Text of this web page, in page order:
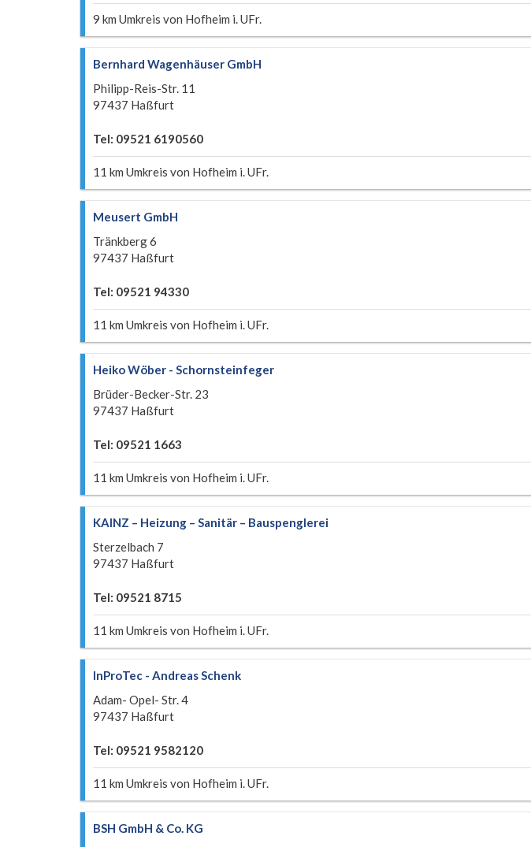
9 km Umkreis von Hofheim i. UFr.
Bernhard Wagenhäuser GmbH
Philipp-Reis-Str. 11
97437 Haßfurt
Tel: 09521 6190560
11 km Umkreis von Hofheim i. UFr.
Meusert GmbH
Tränkberg 6
97437 Haßfurt
Tel: 09521 94330
11 km Umkreis von Hofheim i. UFr.
Heiko Wöber - Schornsteinfeger
Brüder-Becker-Str. 23
97437 Haßfurt
Tel: 09521 1663
11 km Umkreis von Hofheim i. UFr.
KAINZ – Heizung – Sanitär – Bauspenglerei
Sterzelbach 7
97437 Haßfurt
Tel: 09521 8715
11 km Umkreis von Hofheim i. UFr.
InProTec - Andreas Schenk
Adam- Opel- Str. 4
97437 Haßfurt
Tel: 09521 9582120
11 km Umkreis von Hofheim i. UFr.
BSH GmbH & Co. KG